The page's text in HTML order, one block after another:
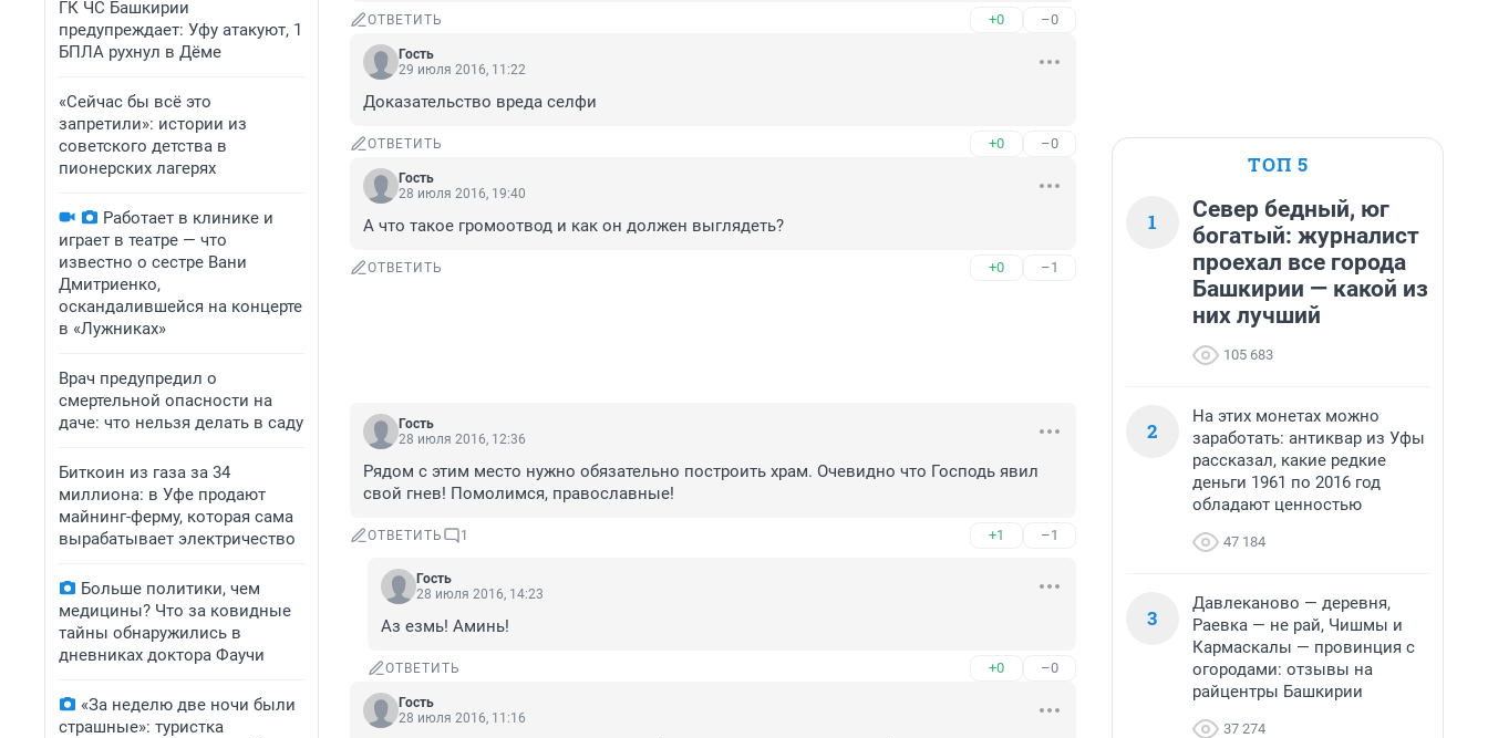
ГК ЧС Башкирии
предупреждает: Уфу атакуют, 1
БПЛА рухнул в Дёме
«Сейчас бы всё это
запретили»: истории из
советского детства в
пионерских лагерях
Работает в клинике и
играет в театре — что
известно о сестре Вани
Дмитриенко,
оскандалившейся на концерте
в «Лужниках»
Врач предупредил о
смертельной опасности на
даче: что нельзя делать в саду
Биткоин из газа за 34
миллиона: в Уфе продают
майнинг-ферму, которая сама
вырабатывает электричество
Больше политики, чем
медицины? Что за ковидные
тайны обнаружились в
дневниках доктора Фаучи
«За неделю две ночи были
страшные»: туристка
ОТВЕТИТЬ +0 –0
Гость
29 июля 2016, 11:22
Доказательство вреда селфи
ОТВЕТИТЬ +0 –0
Гость
28 июля 2016, 19:40
А что такое громоотвод и как он должен выглядеть?
ОТВЕТИТЬ +0 –1
Гость
28 июля 2016, 12:36
Рядом с этим место нужно обязательно построить храм. Очевидно что Господь явил
свой гнев! Помолимся, православные!
ОТВЕТИТЬ 1 +1 –1
Гость
28 июля 2016, 14:23
Аз езмь! Аминь!
ОТВЕТИТЬ +0 –0
Гость
28 июля 2016, 11:16
ТОП 5
1
Север бедный, юг
богатый: журналист
проехал все города
Башкирии — какой из
них лучший
105 683
2
На этих монетах можно
заработать: антиквар из Уфы
рассказал, какие редкие
деньги 1961 по 2016 год
обладают ценностью
47 184
3
Давлеканово — деревня,
Раевка — не рай, Чишмы и
Кармаскалы — провинция с
огородами: отзывы на
райцентры Башкирии
37 274